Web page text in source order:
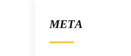
МЕТА